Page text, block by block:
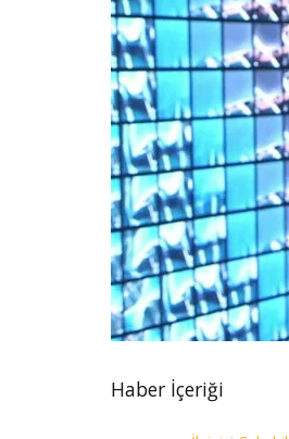
Haber İçeriği